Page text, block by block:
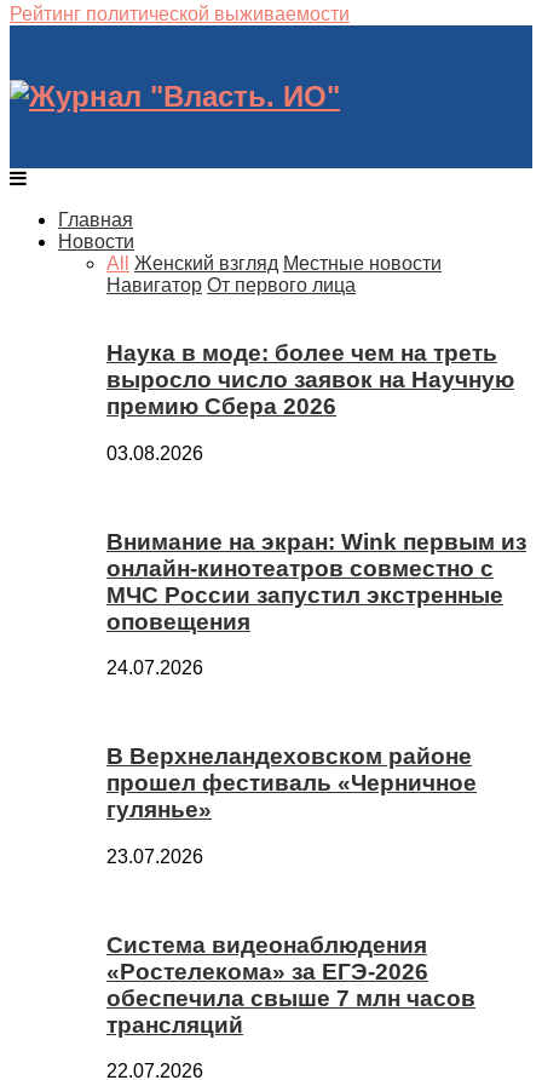
Рейтинг политической выживаемости
Главная
Новости
All
Женский взгляд Местные новости
Навигатор От первого лица
Наука в моде: более чем на треть
выросло число заявок на Научную
премию Сбера 2026
03.08.2026
Внимание на экран: Wink первым из
онлайн-кинотеатров совместно с
МЧС России запустил экстренные
оповещения
24.07.2026
В Верхнеландеховском районе
прошел фестиваль «Черничное
гулянье»
23.07.2026
Система видеонаблюдения
«Ростелекома» за ЕГЭ-2026
обеспечила свыше 7 млн часов
трансляций
22.07.2026